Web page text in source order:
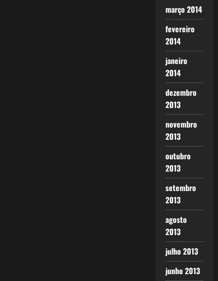
março 2014
fevereiro
2014
janeiro
2014
dezembro
2013
novembro
2013
outubro
2013
setembro
2013
agosto
2013
julho 2013
junho 2013